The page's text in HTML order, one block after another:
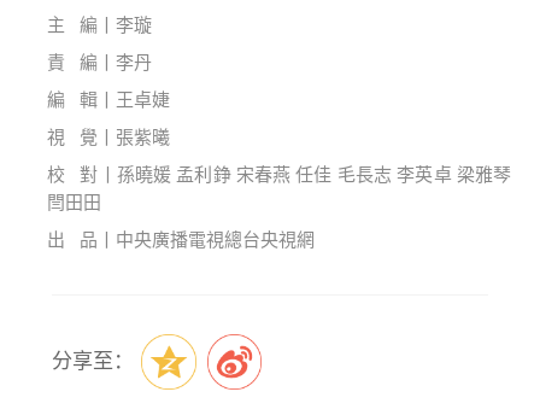
主 編丨李璇
責 編丨李丹
編 輯丨王卓婕
視 覺丨張紫曦
校 對丨孫曉媛 孟利錚 宋春燕 任佳 毛長志 李英卓 梁雅琴
閆田田
出 品丨中央廣播電視總台央視網
分享至：